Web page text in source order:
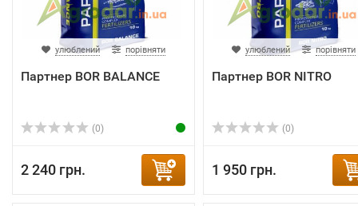
улюблений порівняти
Партнер BOR BALANCE
(0)
2 240 грн.
улюблений порівняти
Партнер BOR NITRO
(0)
1 950 грн.